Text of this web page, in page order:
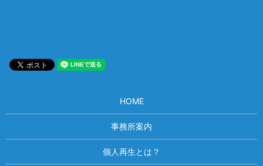
HOME
事務所案内
個人再生とは？